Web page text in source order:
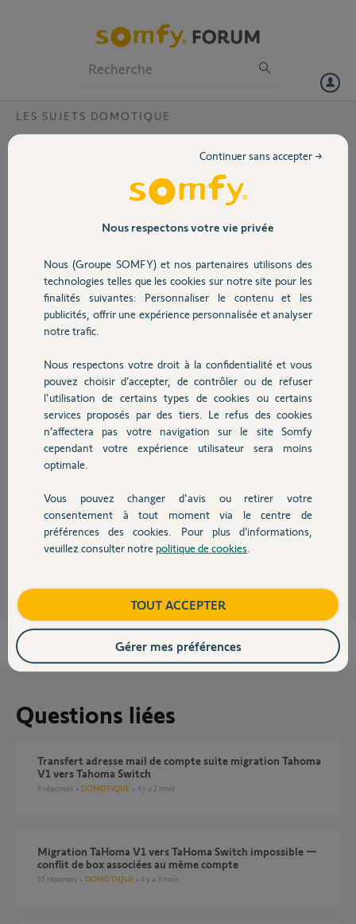
Volet
Sécurité
Domotique
Chauffage
Autres produits
Devis avec un pro
Contact
LES SUJETS DOMOTIQUE
Mon compte TaHoma semble activé ?
Je veux créer mon compte pour une TaHoma et on me dit que j’ai déjà
un compte et il m’est impossible de rentrer mon adresse mail ou de
créer mon mot de passe .
Pourriez vous me dire pourquoi ?
Merci,
Patrick P.
il y a presque 5 ans
Participer au fil de discussion
Réponses
Bonjour Patrick,
PIN de celle-ci afin que je puisse regarder.
Bonne journée,
Gaëlle B. il y a presque 5 ans
Questions liées
Transfert adresse mail de compte suite migration Tahoma
V1 vers Tahoma Switch
9 réponses DOMOTIQUE il y a 2 mois
Migration TaHoma V1 vers TaHoma Switch impossible —
conflit de box associées au même compte
55 réponses DOMOTIQUE il y a 3 mois
Nous respectons votre vie privée
Nous (Groupe SOMFY) et nos partenaires utilisons des
technologies telles que les cookies sur notre site pour les
finalités suivantes: Personnaliser le contenu et les
publicités, offrir une expérience personnalisée et analyser
notre trafic.
Nous respectons votre droit à la confidentialité et vous
pouvez choisir d’accepter, de contrôler ou de refuser
l'utilisation de certains types de cookies ou certains
services proposés par des tiers. Le refus des cookies
n’affectera pas votre navigation sur le site Somfy
cependant votre expérience utilisateur sera moins
optimale.
Vous pouvez changer d'avis ou retirer votre
consentement à tout moment via le centre de
préférences des cookies. Pour plus d’informations,
veuillez consulter notre politique de cookies
Continuer sans accepter →
TOUT ACCEPTER
Gérer mes préférences